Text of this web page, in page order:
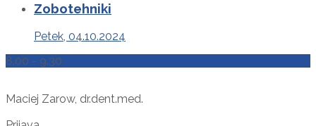
Zobotehniki
Petek, 04.10.2024
8.00 - 9.30
Maciej Zarow, dr.dent.med.